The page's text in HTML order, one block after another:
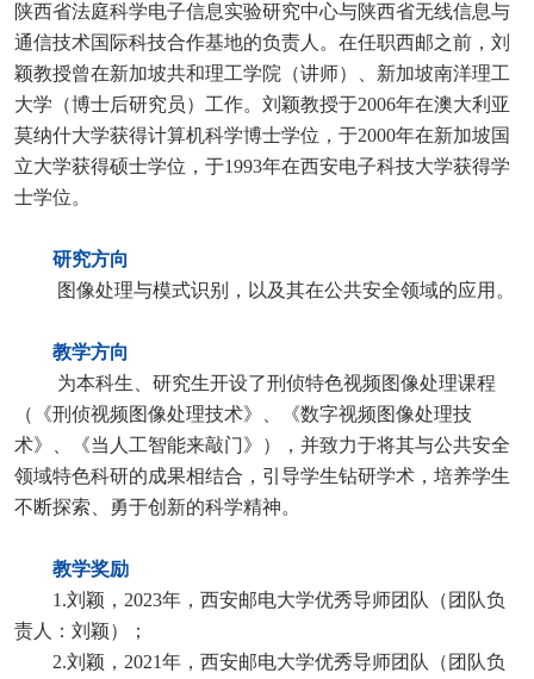
陕西省法庭科学电子信息实验研究中心与陕西省无线信息与
通信技术国际科技合作基地的负责人。在任职西邮之前，刘
颖教授曾在新加坡共和理工学院（讲师）、新加坡南洋理工
大学（博士后研究员）工作。刘颖教授于2006年在澳大利亚
莫纳什大学获得计算机科学博士学位，于2000年在新加坡国
立大学获得硕士学位，于1993年在西安电子科技大学获得学
士学位。
研究方向
图像处理与模式识别，以及其在公共安全领域的应用。
教学方向
为本科生、研究生开设了刑侦特色视频图像处理课程
（《刑侦视频图像处理技术》、《数字视频图像处理技
术》、《当人工智能来敲门》），并致力于将其与公共安全
领域特色科研的成果相结合，引导学生钻研学术，培养学生
不断探索、勇于创新的科学精神。
教学奖励
1.刘颖，2023年，西安邮电大学优秀导师团队（团队负
责人：刘颖）；
2.刘颖，2021年，西安邮电大学优秀导师团队（团队负